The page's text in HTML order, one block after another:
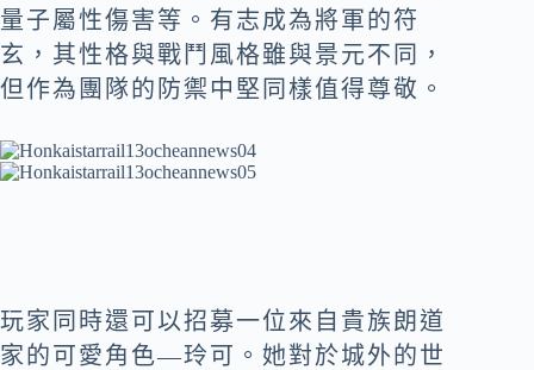
量子屬性傷害等。有志成為將軍的符
玄，其性格與戰鬥風格雖與景元不同，
但作為團隊的防禦中堅同樣值得尊敬。
玩家同時還可以招募一位來自貴族朗道
家的可愛角色—玲可。她對於城外的世